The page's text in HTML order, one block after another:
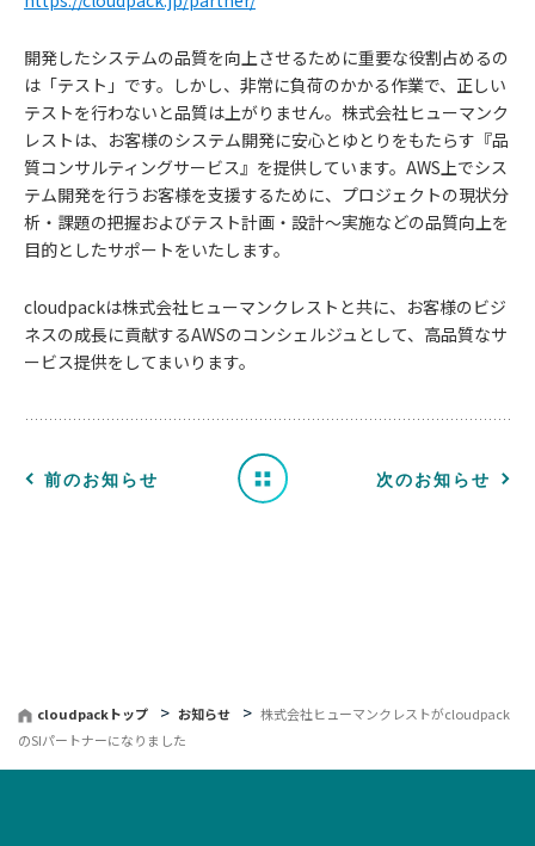
開発したシステムの品質を向上させるために重要な役割占めるの
は「テスト」です。しかし、非常に負荷のかかる作業で、正しい
テストを行わないと品質は上がりません。株式会社ヒューマンク
レストは、お客様のシステム開発に安心とゆとりをもたらす『品
質コンサルティングサービス』を提供しています。AWS上でシス
テム開発を行うお客様を支援するために、プロジェクトの現状分
析・課題の把握およびテスト計画・設計〜実施などの品質向上を
目的としたサポートをいたします。
cloudpackは株式会社ヒューマンクレストと共に、お客様のビジ
ネスの成長に貢献するAWSのコンシェルジュとして、高品質なサ
ービス提供をしてまいります。
前のお知らせ
せ
一 次のお知らせ
cloudpackトップ お知らせ
株式会社ヒューマンクレストがcloudpack
のSIパートナーになりました